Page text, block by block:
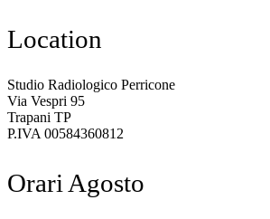
Location
Studio Radiologico Perricone
Via Vespri 95
Trapani TP
P.IVA 00584360812
Orari Agosto